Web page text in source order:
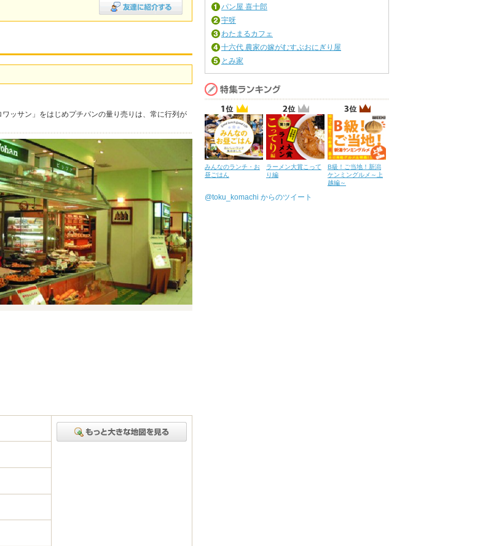
ッサン」をはじめプチパンの量り売りは、常に行列が
パン屋 喜十郎
宇呀
わたまるカフェ
十六代 農家の嫁がむすぶおにぎり屋
とみ家
みんなのランチ・お
昼ごはん
ラーメン大賞こって
り編
B級！ご当地！新潟
ケンミングルメ～上
越編～
@toku_komachi からのツイート